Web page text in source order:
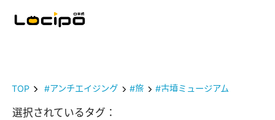
TOP #アンチエイジング #旅 #古墳ミュージアム
選択されているタグ：